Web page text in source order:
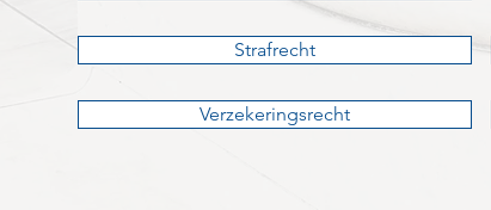
Strafrecht
Verzekeringsrecht